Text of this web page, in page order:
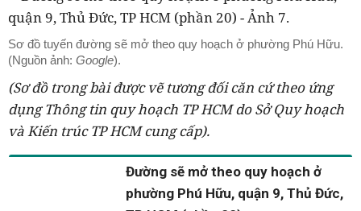
Sơ đồ tuyến đường sẽ mở theo quy hoạch ở phường Phú Hữu.
(Nguồn ảnh: Google).
(Sơ đồ trong bài được vẽ tương đối căn cứ theo ứng
dụng Thông tin quy hoạch TP HCM do Sở Quy hoạch
và Kiến trúc TP HCM cung cấp).
Đường sẽ mở theo quy hoạch ở
phường Phú Hữu, quận 9, Thủ Đức,